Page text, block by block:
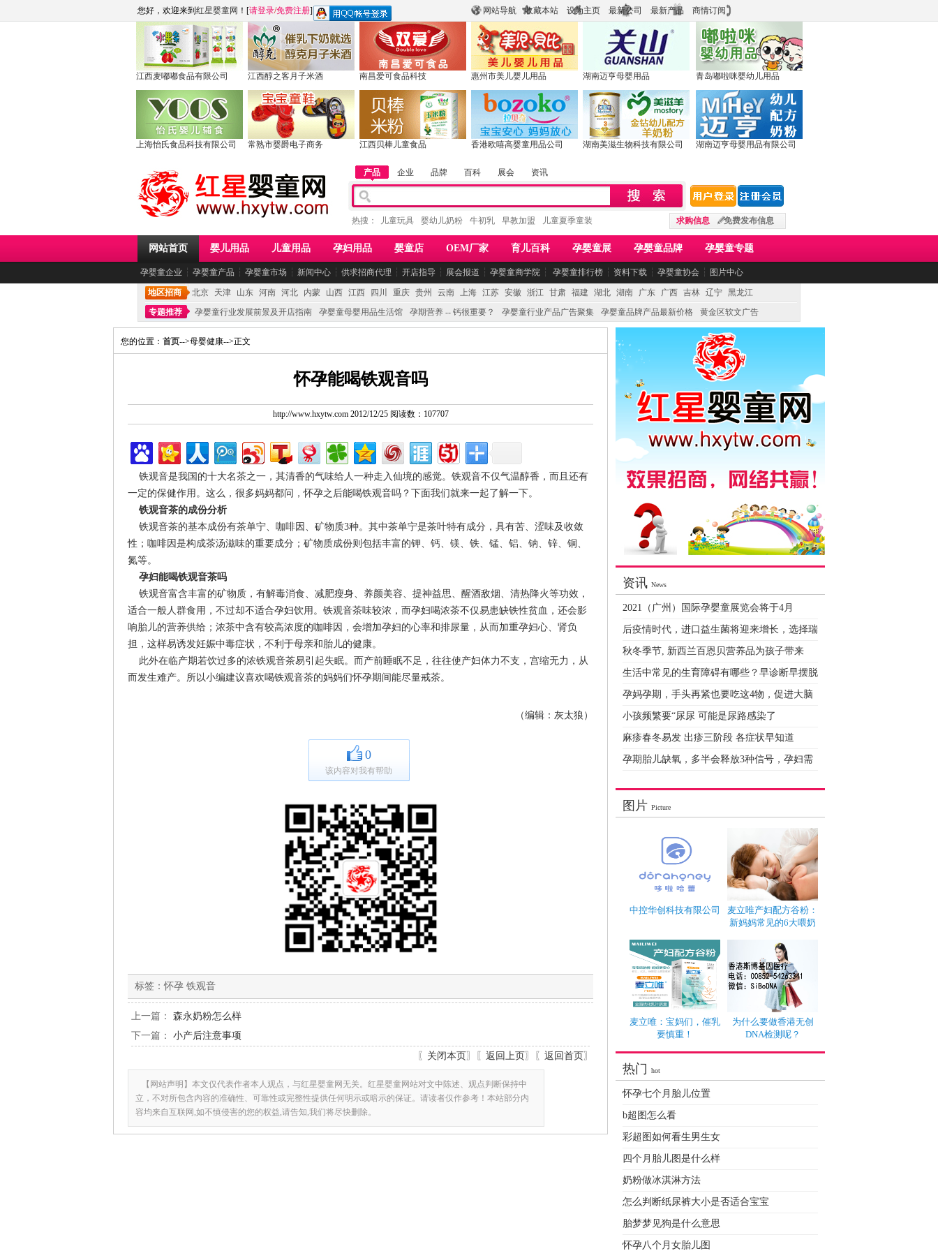
网站导航 收藏本站 设为主页 最新公司 最新产品 商情订阅
您好，欢迎来到 红星婴童网 ！[请登录/免费注册]
江西麦嘟嘟食品有限公司 江西醇之客月子米酒 南昌爱可食品科技 惠州市美儿婴儿用品 湖南迈亨母婴用品 青岛嘟啦咪婴幼儿用品
上海怡氏食品科技有限公司 常熟市婴爵电子商务 江西贝棒儿童食品 香港欧嘻高婴童用品公司 湖南美滋生物科技有限公司 湖南迈亨母婴用品有限公司
产品 企业 品牌 百科 展会 资讯
求购信息 免费发布信息
热搜： 儿童玩具 婴幼儿奶粉 牛初乳 早教加盟 儿童夏季童装
网站首页 婴儿用品 儿童用品 孕妇用品 婴童店 OEM厂家 育儿百科 孕婴童展 孕婴童品牌 孕婴童专题
孕婴童企业 ┆ 孕婴童产品 ┆ 孕婴童市场 ┆ 新闻中心 ┆ 供求招商代理 ┆ 开店指导 ┆ 展会报道 ┆ 孕婴童商学院 ┆ 孕婴童排行榜 ┆ 资料下载 ┆ 孕婴童协会 ┆ 图片中心
地区招商 北京 天津 山东 河南 河北 内蒙 山西 江西 四川 重庆 贵州 云南 上海 江苏 安徽 浙江 甘肃 福建 湖北 湖南 广东 广西 吉林 辽宁 黑龙江
专题推荐
孕婴童行业发展前景及开店指南 孕婴童母婴用品生活馆 孕期营养 -- 钙很重要？ 孕婴童行业产品广告聚集 孕婴童品牌产品最新价格 黄金区软文广告
您的位置： 首页-->母婴健康-->正文
怀孕能喝铁观音吗
http://www.hxytw.com 2012/12/25 阅读数：107707
铁观音是我国的十大名茶之一，其清香的气味给人一种走入仙境的感觉。铁观音不仅气温醇香，而且还有
一定的保健作用。这么，很多妈妈都问，怀孕之后能喝铁观音吗？下面我们就来一起了解一下。
铁观音茶的成份分析
铁观音茶的基本成份有茶单宁、咖啡因、矿物质3种。其中茶单宁是茶叶特有成分，具有苦、涩味及收敛
性；咖啡因是构成茶汤滋味的重要成分；矿物质成份则包括丰富的钾、钙、镁、铁、锰、铝、钠、锌、铜、
氮等。
孕妇能喝铁观音茶吗
铁观音富含丰富的矿物质，有解毒消食、减肥瘦身、养颜美容、提神益思、醒酒敌烟、清热降火等功效，
适合一般人群食用，不过却不适合孕妇饮用。铁观音茶味较浓，而孕妇喝浓茶不仅易患缺铁性贫血，还会影
响胎儿的营养供给；浓茶中含有较高浓度的咖啡因，会增加孕妇的心率和排尿量，从而加重孕妇心、肾负
担，这样易诱发妊娠中毒症状，不利于母亲和胎儿的健康。
此外在临产期若饮过多的浓铁观音茶易引起失眠。而产前睡眠不足，往往使产妇体力不支，宫缩无力，从
而发生难产。所以小编建议喜欢喝铁观音茶的妈妈们怀孕期间能尽量戒茶。
（编辑：灰太狼）
0
该内容对我有帮助
标签：怀孕 铁观音
上一篇： 森永奶粉怎么样
下一篇： 小产后注意事项
〖 关闭本页〗〖 返回上页〗〖 返回首页〗
【网站声明】本文仅代表作者本人观点，与红星婴童网无关。红星婴童网站对文中陈述、观点判断保持中
立，不对所包含内容的准确性、可靠性或完整性提供任何明示或暗示的保证。请读者仅作参考！本站部分内
容均来自互联网,如不慎侵害的您的权益,请告知,我们将尽快删除。
资讯 News
2021（广州）国际孕婴童展览会将于4月
后疫情时代，进口益生菌将迎来增长，选择瑞
秋冬季节, 新西兰百恩贝营养品为孩子带来
生活中常见的生育障碍有哪些？早诊断早摆脱
孕妈孕期，手头再紧也要吃这4物，促进大脑
小孩频繁要“尿尿 可能是尿路感染了
麻疹春冬易发 出疹三阶段 各症状早知道
孕期胎儿缺氧，多半会释放3种信号，孕妇需
图片 Picture
中控华创科技有限公司
麦立唯产妇配方谷粉：
新妈妈常见的6大喂奶
麦立唯：宝妈们，催乳
要慎重！
为什么要做香港无创
DNA检测呢？
热门 hot
怀孕七个月胎儿位置
b超图怎么看
彩超图如何看生男生女
四个月胎儿图是什么样
奶粉做冰淇淋方法
怎么判断纸尿裤大小是否适合宝宝
胎梦梦见狗是什么意思
怀孕八个月女胎儿图